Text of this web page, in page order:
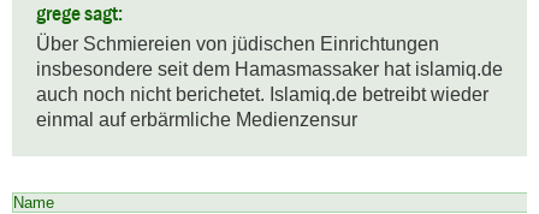
grege sagt:
Über Schmiereien von jüdischen Einrichtungen
insbesondere seit dem Hamasmassaker hat islamiq.de
auch noch nicht berichetet. Islamiq.de betreibt wieder
einmal auf erbärmliche Medienzensur